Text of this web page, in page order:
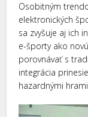
Osobitným
elektronických
sa zvyšuje aj ich
e-športy ako
porovnávať s
integrácia
hazardnými